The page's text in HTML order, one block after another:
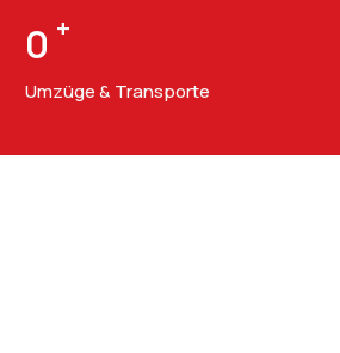
0 +
Umzüge & Transporte